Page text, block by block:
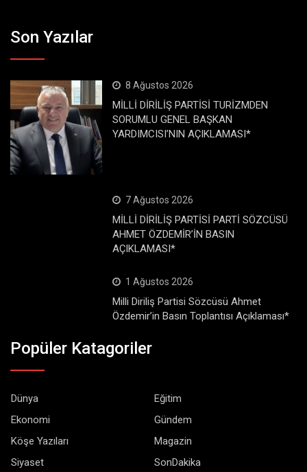
Son Yazılar
8 Ağustos 2026
MİLLİ DİRİLİŞ PARTİSİ TURİZMDEN
SORUMLU GENEL BAŞKAN
YARDIMCISI’NIN AÇIKLAMASI*
7 Ağustos 2026
MİLLİ DİRİLİŞ PARTİSİ PARTİ SÖZCÜSÜ
AHMET ÖZDEMİR’İN BASIN
AÇIKLAMASI*
1 Ağustos 2026
Milli Diriliş Partisi Sözcüsü Ahmet
Özdemir’in Basın Toplantısı Açıklaması*
Popüler Katagoriler
Dünya
Eğitim
Ekonomi
Gündem
Köşe Yazıları
Magazin
Siyaset
SonDakika